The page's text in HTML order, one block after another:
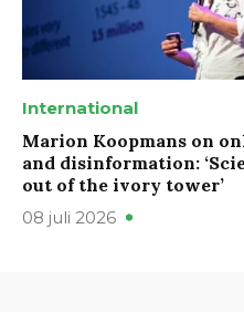
International
Marion Koopmans on
and disinformation:
out of the ivory tower’
08 juli 2026